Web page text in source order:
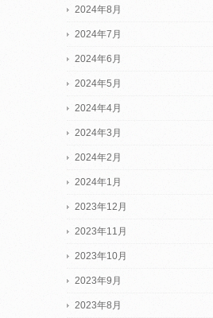
2024年8月
2024年7月
2024年6月
2024年5月
2024年4月
2024年3月
2024年2月
2024年1月
2023年12月
2023年11月
2023年10月
2023年9月
2023年8月